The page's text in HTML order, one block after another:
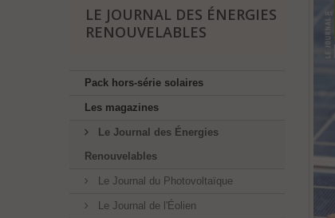
LE JOURNAL DES ÉNERGIES
RENOUVELABLES
Pack hors-série solaires
Les magazines
Le Journal des Énergies
Renouvelables
Le Journal du Photovoltaïque
Le Journal de l'Éolien